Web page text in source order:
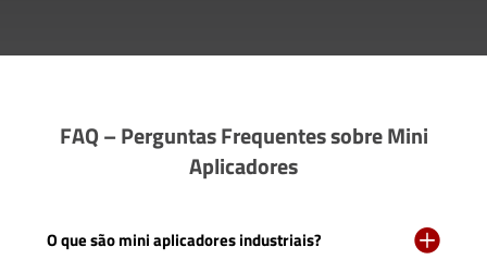
FAQ – Perguntas Frequentes sobre Mini
Aplicadores
O que são mini aplicadores industriais? 